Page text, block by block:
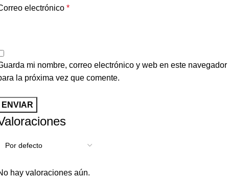
hay valoraciones aún.
electrónico *
mi nombre, correo electrónico y web en este navegador
la próxima vez que comente.